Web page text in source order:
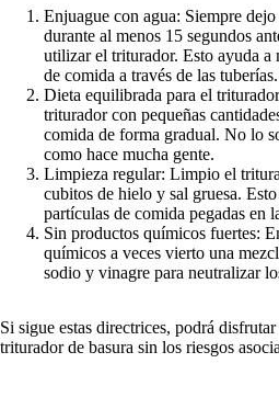
Enjuague con agua: Siempre
durante al menos 15 segundos
utilizar el triturador. Esto ayuda a
de comida a través de las tuberías.
Dieta equilibrada para el
triturador con pequeñas
comida de forma gradual. No lo
como hace mucha gente.
Limpieza regular: Limpio el
cubitos de hielo y sal gruesa.
partículas de comida pegadas en
Sin productos químicos fuertes:
químicos a veces vierto una
sodio y vinagre para neutralizar
Si sigue estas directrices, podrá
triturador de basura sin los riesgos